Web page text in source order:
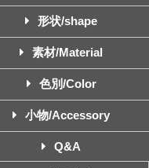
形状/shape
素材/Material
色別/Color
小物/Accessory
Q&A